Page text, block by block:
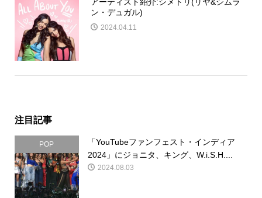
アーティスト紹介:シメトリ(リヤ&シムラ
ン・デュガル)
2024.04.11
注目記事
POP
「YouTubeファンフェスト・インディア
2024」にジョニタ、キング、W.i.S.H....
2024.08.03